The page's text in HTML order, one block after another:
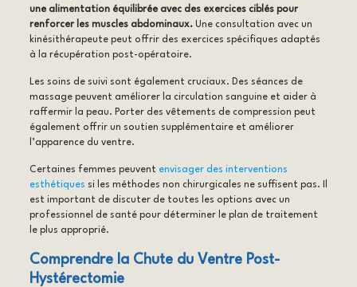
une alimentation équilibrée avec des exercices ciblés pour
renforcer les muscles abdominaux.Une consultation avec un
kinésithérapeute peut offrir des exercices spécifiques adaptés
à la récupération post-opératoire.
Les soins de suivi sont également cruciaux. Des séances de
massage peuvent améliorer la circulation sanguine et aider à
raffermir la peau. Porter des vêtements de compression peut
également offrir un soutien supplémentaire et améliorer
l’apparence du ventre.
Certaines femmes peuvent envisager des interventions
esthétiques si les méthodes non chirurgicales ne suffisent pas. Il
est important de discuter de toutes les options avec un
professionnel de santé pour déterminer le plan de traitement
le plus approprié.
Comprendre la Chute du Ventre Post-
Hystérectomie